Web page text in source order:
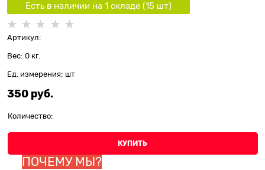
Есть в наличии на 1 складe (15шт)
Артикул:
Вес: 0 кг.
Ед. измерения: шт
350 руб.
Количество:
КУПИТЬ
ПОЧЕМУ МЫ?